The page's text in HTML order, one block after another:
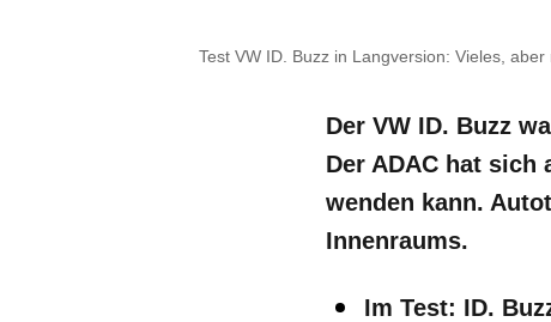
Test VW ID. Buzz in Langversion: Vieles,
Der VW ID. Buzz
Der ADAC hat sich
wenden kann.
Innenraums.
Im Test: ID.